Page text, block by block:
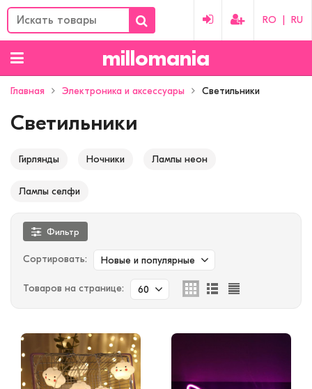
RO RU
millomania
Главная Электроника и аксессуары Светильники
Светильники
Гирлянды Ночники Лампы неон
Лампы селфи
Фильтр
Сортировать: Новые и популярные
Товаров на странице: 60